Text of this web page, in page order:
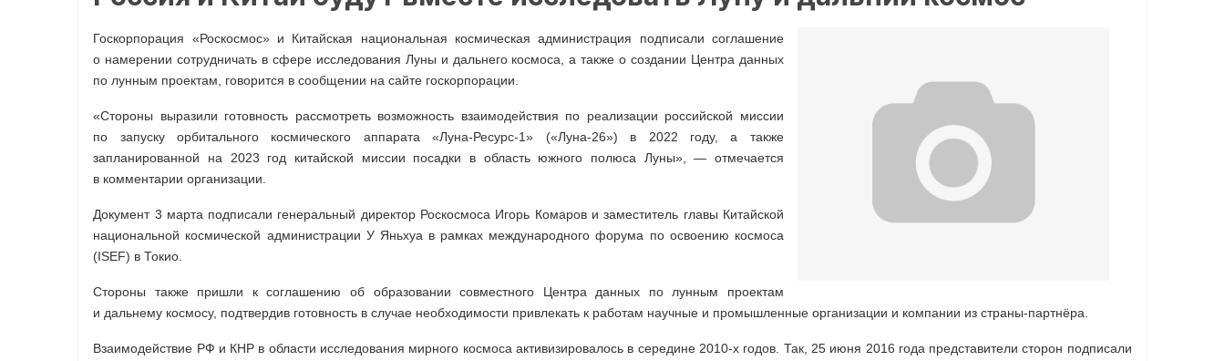
Госкорпорация «Роскосмос» и Китайская национальная космическая администрация подписали соглашение
о намерении сотрудничать в сфере исследования Луны и дальнего космоса, а также о создании Центра данных
по лунным проектам, говорится в сообщении на сайте госкорпорации.
«Стороны выразили готовность рассмотреть возможность взаимодействия по реализации российской миссии
по запуску орбитального космического аппарата «Луна-Ресурс-1» («Луна-26») в 2022 году, а также
запланированной на 2023 год китайской миссии посадки в область южного полюса Луны», — отмечается
в комментарии организации.
Документ 3 марта подписали генеральный директор Роскосмоса Игорь Комаров и заместитель главы Китайской
национальной космической администрации У Яньхуа в рамках международного форума по освоению космоса
(ISEF) в Токио.
Стороны также пришли к соглашению об образовании совместного Центра данных по лунным проектам
и дальнему космосу, подтвердив готовность в случае необходимости привлекать к работам научные и промышленные организации и компании из страны-партнёра.
Взаимодействие РФ и КНР в области исследования мирного космоса активизировалось в середине 2010-х годов. Так, 25 июня 2016 года представители сторон подписали